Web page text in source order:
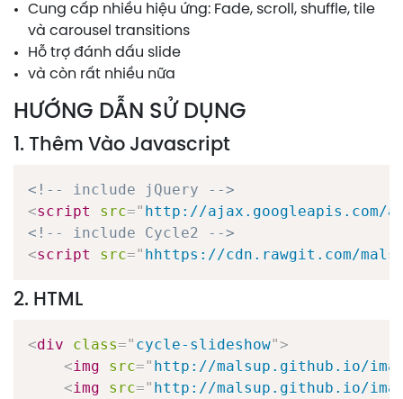
Cung cấp nhiều hiệu ứng: Fade, scroll, shuffle, tile
và carousel transitions
Hỗ trợ đánh dấu slide
và còn rất nhiều nữa
HƯỚNG DẪN SỬ DỤNG
1. Thêm Vào Javascript
<!-- include jQuery -->
<script src=" http://
<!-- include Cycle2 -->
<script src=" hhttps://cdn.rawgit.com/
2. HTML
<div class=" cycle-slideshow">
<img src=" http://malsup.github.io/
<img src=" http://malsup.github.io/